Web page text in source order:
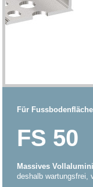
Für
FS 50
Massives
deshalb wartungsfrei,